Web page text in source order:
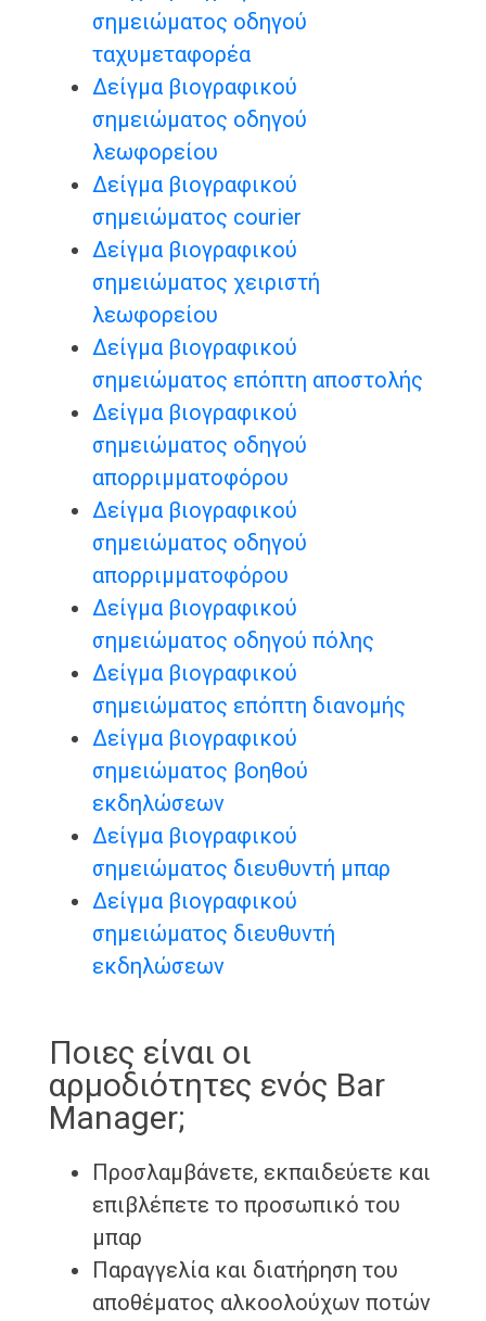
σημειώματος οδηγού
ταχυμεταφορέα
Δείγμα βιογραφικού
σημειώματος οδηγού
λεωφορείου
Δείγμα βιογραφικού
σημειώματος courier
Δείγμα βιογραφικού
σημειώματος χειριστή
λεωφορείου
Δείγμα βιογραφικού
σημειώματος επόπτη αποστολής
Δείγμα βιογραφικού
σημειώματος οδηγού
απορριμματοφόρου
Δείγμα βιογραφικού
σημειώματος οδηγού
απορριμματοφόρου
Δείγμα βιογραφικού
σημειώματος οδηγού πόλης
Δείγμα βιογραφικού
σημειώματος επόπτη διανομής
Δείγμα βιογραφικού
σημειώματος βοηθού
εκδηλώσεων
Δείγμα βιογραφικού
σημειώματος διευθυντή μπαρ
Δείγμα βιογραφικού
σημειώματος διευθυντή
εκδηλώσεων
Ποιες είναι οι
αρμοδιότητες ενός Bar
Manager;
Προσλαμβάνετε, εκπαιδεύετε και
επιβλέπετε το προσωπικό του
μπαρ
Παραγγελία και διατήρηση του
αποθέματος αλκοολούχων ποτών